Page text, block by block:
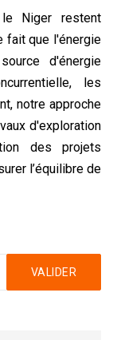
Niger restent
fait que l'énergie
d'énergie
les
notre approche
d'exploration
des projets
l’équilibre de
VALIDER